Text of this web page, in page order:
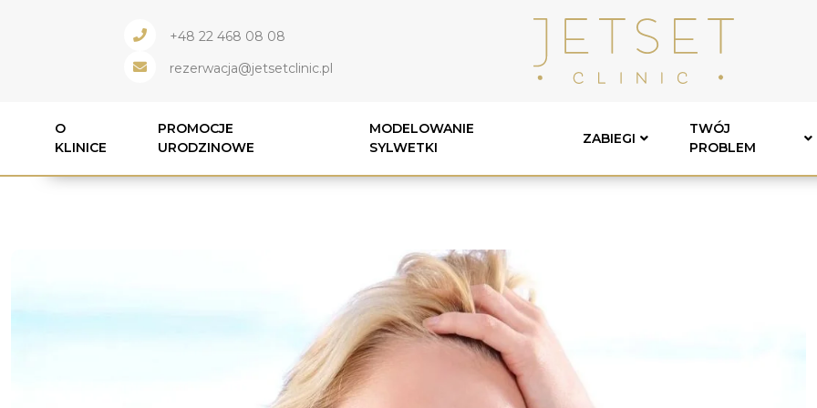
+48 22 468 08 08
rezerwacja@jetsetclinic.pl
O
KLINICE
PROMOCJE
URODZINOWE
MODELOWANIE
SYLWETKI
ZABIEGI
TWÓJ
PROBLEM